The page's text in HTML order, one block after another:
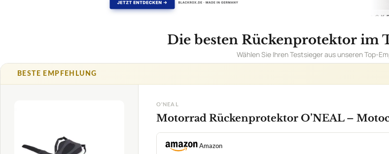
O'Neal
Rückenprotektor
08/2026
TECHNISCHE DETAILS
✓ Komfortabler innerer Bio-Schaum
✓ anpassbares Riemensystem für perfekte Passform
✓ verstellbarer Taillenverschluss für Flexibilität